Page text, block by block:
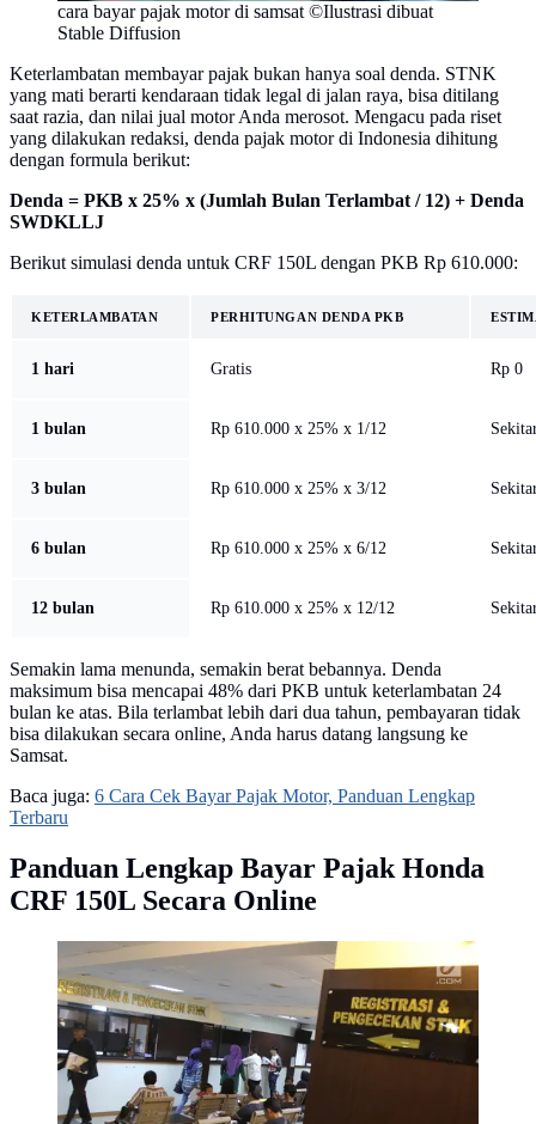
cara bayar pajak motor di samsat ©Ilustrasi dibuat
Stable Diffusion
Keterlambatan membayar pajak bukan hanya soal denda. STNK
yang mati berarti kendaraan tidak legal di jalan raya, bisa ditilang
saat razia, dan nilai jual motor Anda merosot. Mengacu pada riset
yang dilakukan redaksi, denda pajak motor di Indonesia dihitung
dengan formula berikut:
Denda = PKB x 25% x (Jumlah Bulan Terlambat / 12) + Denda
SWDKLLJ
Berikut simulasi denda untuk CRF 150L dengan PKB Rp 610.000:
KETERLAMBATAN PERHITUNGAN DENDA PKB
1 hari Gratis Rp 0
1 bulan Rp 610.000 x 25% x 1/12
3 bulan Rp 610.000 x 25% x 3/12
6 bulan Rp 610.000 x 25% x 6/12
12 bulan Rp 610.000 x 25% x 12/12
Semakin lama menunda, semakin berat bebannya. Denda
maksimum bisa mencapai 48% dari PKB untuk keterlambatan 24
bulan ke atas. Bila terlambat lebih dari dua tahun, pembayaran tidak
bisa dilakukan secara online, Anda harus datang langsung ke
Samsat.
Baca juga: 6 Cara Cek Bayar Pajak Motor, Panduan Lengkap
Terbaru
Panduan Lengkap Bayar Pajak Honda
CRF 150L Secara Online